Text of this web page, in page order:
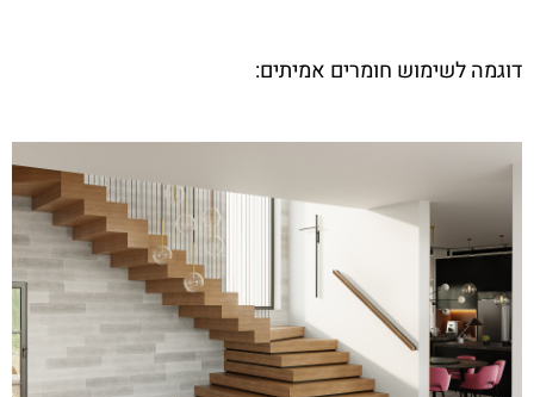
דוגמה לשימוש חומרים אמיתים: